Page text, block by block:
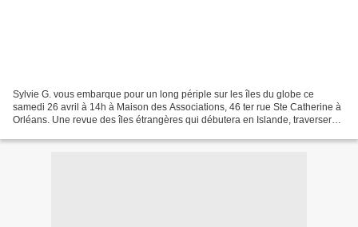
Sylvie G. vous embarque pour un long périple sur les îles du globe ce
samedi 26 avril à 14h à Maison des Associations, 46 ter rue Ste Catherine à
Orléans. Une revue des îles étrangères qui débutera en Islande, traversera